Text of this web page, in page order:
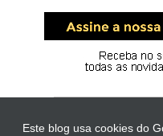
Este blog usa cookies do